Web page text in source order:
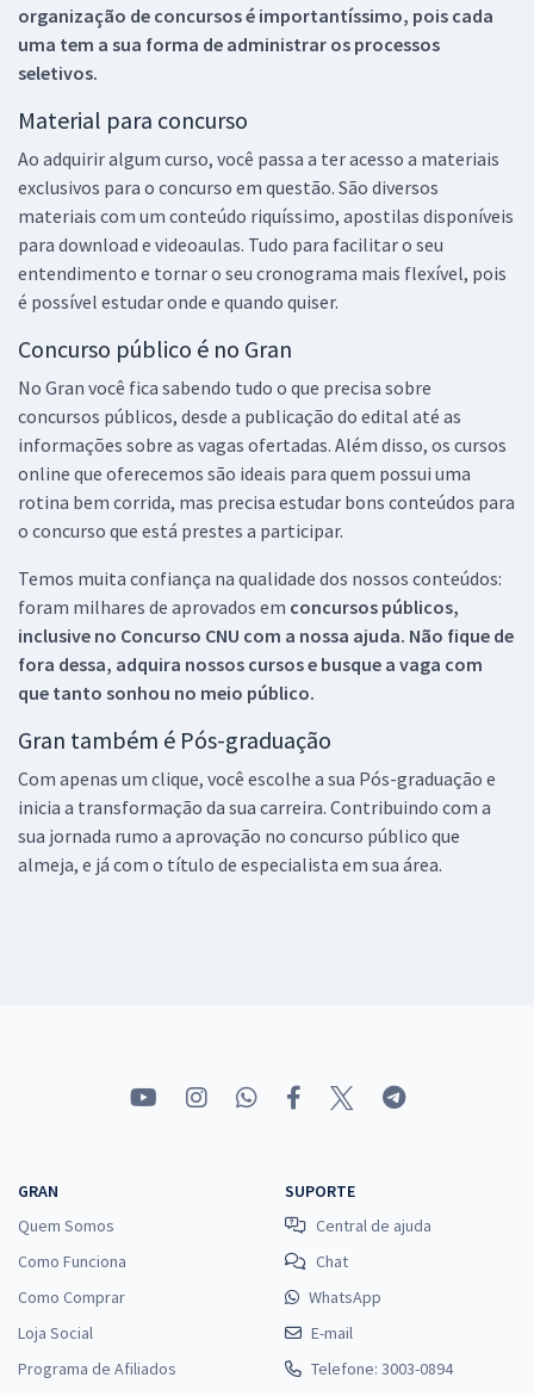
organização de concursos é importantíssimo, pois cada
uma tem a sua forma de administrar os processos
seletivos.
Material para concurso
Ao adquirir algum curso, você passa a ter acesso a materiais
exclusivos para o concurso em questão. São diversos
materiais com um conteúdo riquíssimo, apostilas disponíveis
para download e videoaulas. Tudo para facilitar o seu
entendimento e tornar o seu cronograma mais flexível, pois
é possível estudar onde e quando quiser.
Concurso público é no Gran
No Gran você fica sabendo tudo o que precisa sobre
concursos públicos, desde a publicação do edital até as
informações sobre as vagas ofertadas. Além disso, os cursos
online que oferecemos são ideais para quem possui uma
rotina bem corrida, mas precisa estudar bons conteúdos para
o concurso que está prestes a participar.
Temos muita confiança na qualidade dos nossos conteúdos:
foram milhares de aprovados em concursos públicos,
inclusive no Concurso CNU com a nossa ajuda. Não fique de
fora dessa, adquira nossos cursos e busque a vaga com
que tanto sonhou no meio público.
Gran também é Pós-graduação
Com apenas um clique, você escolhe a sua Pós-graduação e
inicia a transformação da sua carreira. Contribuindo com a
sua jornada rumo a aprovação no concurso público que
almeja, e já com o título de especialista em sua área.
GRAN
Quem Somos
Como Funciona
Como Comprar
Loja Social
Programa de Afiliados
SUPORTE
Central de ajuda
Chat
WhatsApp
E-mail
Telefone: 3003-0894